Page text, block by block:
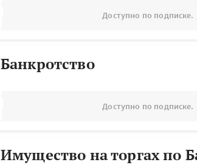
Доступно по подписке.
Банкротство
Доступно по подписке.
Имущество на торгах по